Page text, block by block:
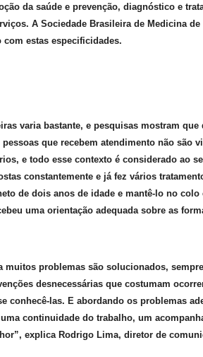
da saúde e prevenção, diagnóstico e
A Sociedade Brasileira de Medicina
com estas especificidades.
varia bastante, e pesquisas mostram
que recebem atendimento não
e todo esse contexto é considerado ao
constantemente e já fez vários
de dois anos de idade e mantê-lo no
uma orientação adequada sobre as
muitos problemas são solucionados,
desnecessárias que costumam
conhecê-las. E abordando os problemas
continuidade do trabalho, um
explica Rodrigo Lima, diretor de